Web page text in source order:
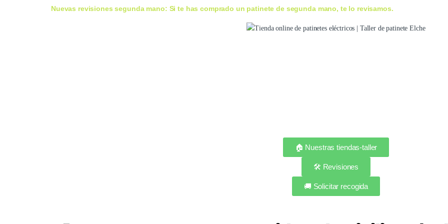
Nuevas revisiones segunda mano: Si te has comprado un patinete de segunda mano, te lo revisamos.
🏠 Nuestras tiendas-taller
🛠️ Revisiones
🚚 Solicitar recogida